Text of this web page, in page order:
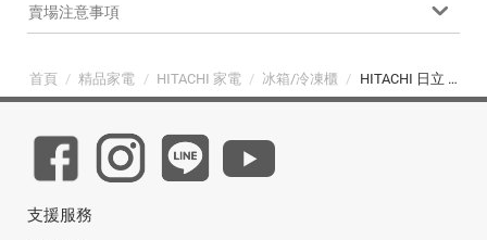
賣場注意事項
首頁 / 精品家電 / HITACHI 家電 / 冰箱/冷凍櫃 / HITACHI 日立 407L 五門琉璃冰箱 (R-S420WJ 琉璃白 右開)
支援服務